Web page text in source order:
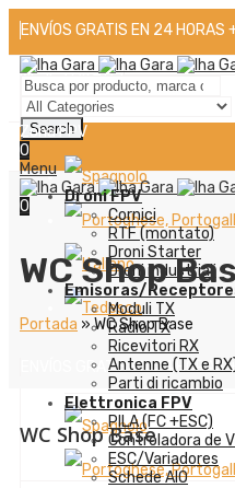
ENVÍOS GRATIS EN 24
MESES GRATIS
+34 676 757 149
ENVÍOS GRATIS EN 24 HORAS
Search
0
Menu
0
Zona FPV
Droni FPV
Cornici
RTF (montato)
Droni Starter
Droni industriali
Emisoras/
Moduli TX
Radio TX
Ricevitori RX
Antenne (TX e
Parti di ricambio
Elettronica FPV
PILA (FC +ESC)
Controladora de
ESC/Variadores
Schede AIO
WC Shop
Portada »WC Shop Base
WC Shop Base